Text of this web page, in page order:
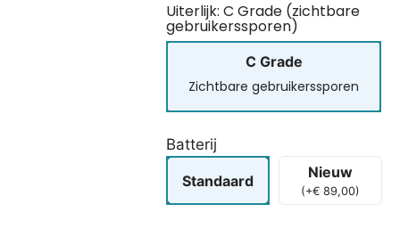
Uiterlijk: C Grade (zichtbare
gebruikerssporen)
C Grade
Zichtbare gebruikerssporen
Batterij
Standaard Nieuw
(+€ 89,00)